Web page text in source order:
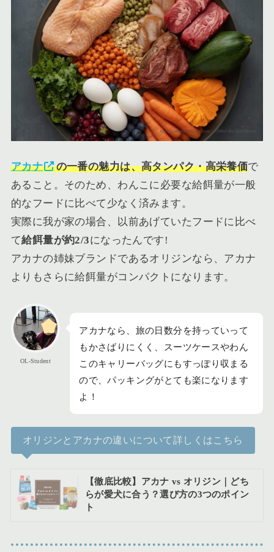
アカナ の一番の魅力は、高タンパク・高栄養価で
あること。そのため、わんこに必要な給餌量が一般
的なフードに比べて少なく済みます。
実際に我が家の場合、以前あげていたフードに比べ
て給餌量が約2/3になったんです!
アカナの姉妹ブランドであるオリジンなら、アカナ
よりもさらに給餌量がコンパクトになります。
OL-Student
アカナなら、旅の日数分を持っていって
もかさばりにくく、スーツケースやわん
このキャリーバッグにもすっぽり収まる
ので、パッキングがとても楽になります
よ！
オリジンとアカナの違いについて詳しくはこちら
【徹底比較】アカナ vs オリジン｜どち
らが愛犬に合う？選び方の3つのポイン
ト